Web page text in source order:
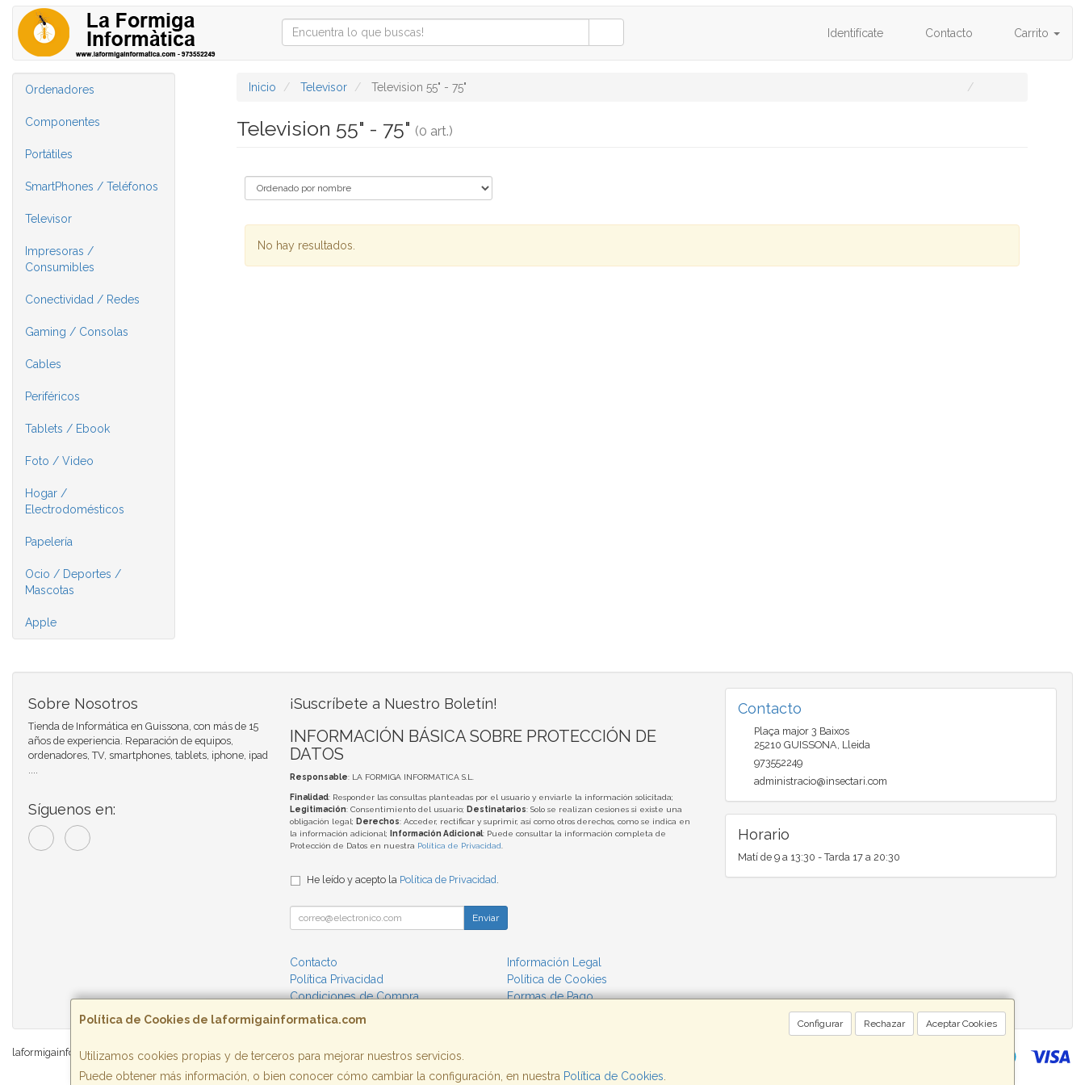
Identifícate Contacto Carrito
Ordenadores
Componentes
Portátiles
SmartPhones / Teléfonos
Televisor
Impresoras /
Consumibles
Conectividad / Redes
Gaming / Consolas
Cables
Periféricos
Tablets / Ebook
Foto / Video
Hogar /
Electrodomésticos
Papelería
Ocio / Deportes /
Mascotas
Apple
Inicio Televisor Television 55" - 75"
Television 55" - 75" (0 art.)
No hay resultados.
Política de Cookies de laformigainformatica.com Configurar Rechazar Aceptar Cookies
Utilizamos cookies propias y de terceros para mejorar nuestros servicios.
Puede obtener más información, o bien conocer cómo cambiar la configuración, en nuestra Política de Cookies
Sobre Nosotros
Tienda de Informática en Guissona, con más de 15
años de experiencia. Reparación de equipos,
ordenadores, TV, smartphones, tablets, iphone, ipad
....
Síguenos en:
¡Suscríbete a Nuestro Boletín!
INFORMACIÓN BÁSICA SOBRE PROTECCIÓN DE
DATOS
Responsable: LA FORMIGA INFORMATICA S.L.
Finalidad: Responder las consultas planteadas por el usuario y enviarle la información solicitada;
Legitimación: Consentimiento del usuario; Destinatarios: Solo se realizan cesiones si existe una
obligación legal; Derechos: Acceder, rectificar y suprimir, así como otros derechos, como se indica en
la información adicional;
Información Adicional: Puede consultar la información completa de
Protección de Datos en nuestra Política de Privacidad
He leído y acepto la Política de Privacidad.
Enviar
Contacto
Información Legal
Política Privacidad
Política de Cookies
Condiciones de Compra
Formas de Pago
Contacto
Plaça major 3 Baixos
25210 GUISSONA, Lleida
973552249
administracio@insectari.com
Horario
Matí de 9 a 13:30 - Tarda 17 a 20:30
laformigainformatica.com © 2026
, , , , España. - C.I.F.: B25662933 - Tfno: